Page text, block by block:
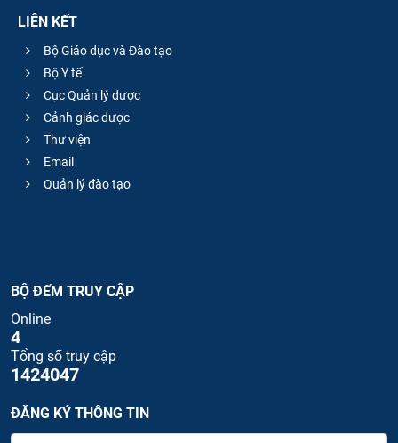
LIÊN KẾT
Bộ Giáo dục và Đào tạo
Bộ Y tế
Cục Quản lý dược
Cảnh giác dược
Thư viện
Email
Quản lý đào tạo
BỘ ĐẾM TRUY CẬP
Online
4
Tổng số truy cập
1424047
ĐĂNG KÝ THÔNG TIN